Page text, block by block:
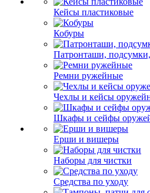
Кейсы пластиковые
Кобуры
Патронташи,
Ремни ружейные
Чехлы и кейсы
Шкафы и сейфы
Ерши и вишеры
Наборы для чистки
Средства по уходу